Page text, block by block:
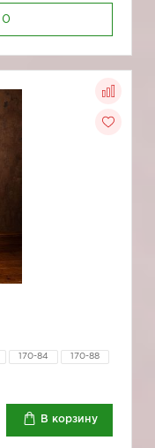
0
170-84 170-88
В корзину